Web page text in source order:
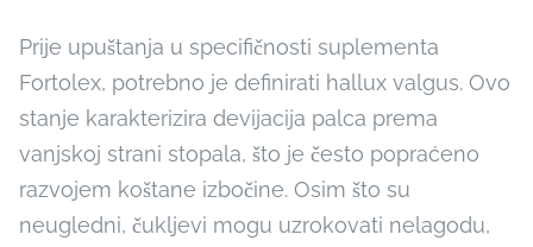
Prije upuštanja u specifičnosti suplementa
Fortolex, potrebno je definirati hallux valgus. Ovo
stanje karakterizira devijacija palca prema
vanjskoj strani stopala, što je često popraćeno
razvojem koštane izbočine. Osim što su
neugledni, čukljevi mogu uzrokovati nelagodu,